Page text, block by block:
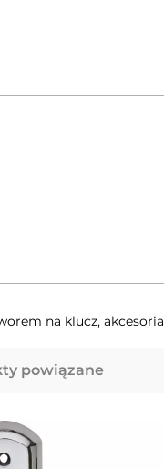
na klucz,
powiązane